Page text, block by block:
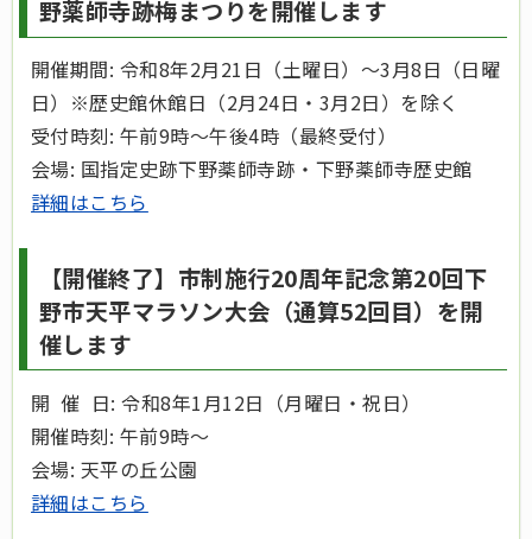
野薬師寺跡梅まつりを開催します
開催期間: 令和8年2月21日（土曜日）～3月8日（日曜
日）※歴史館休館日（2月24日・3月2日）を除く
受付時刻: 午前9時～午後4時（最終受付）
会場: 国指定史跡下野薬師寺跡・下野薬師寺歴史館
詳細はこちら
【開催終了】市制施行20周年記念第20回下
野市天平マラソン大会（通算52回目）を開
催します
開 催 日: 令和8年1月12日（月曜日・祝日）
開催時刻: 午前9時～
会場: 天平の丘公園
詳細はこちら